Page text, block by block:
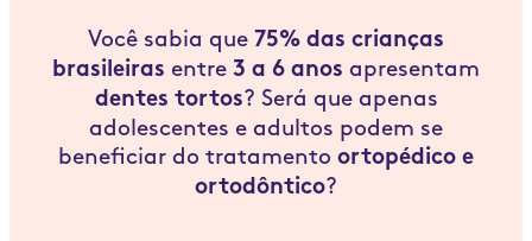
Você sabia que 75% das crianças
brasileiras entre 3 a 6 anos apresentam
dentes tortos? Será que apenas
adolescentes e adultos podem se
beneficiar do tratamento ortopédico e
ortodôntico?